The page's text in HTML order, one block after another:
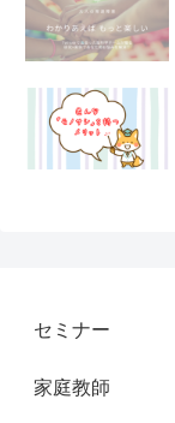
セミナー
家庭教師